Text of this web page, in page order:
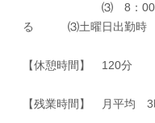
⑶ 8：00～15
る ⑶土曜日出勤時
【休憩時間】 120分
【残業時間】 月平均 3